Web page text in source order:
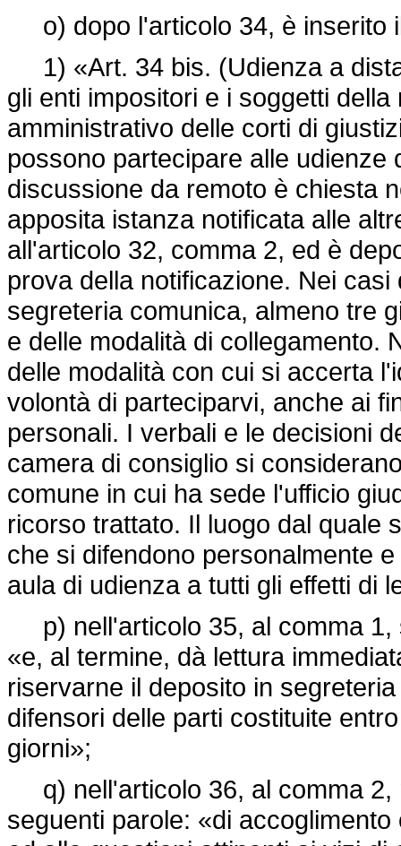
o) dopo l'articolo 34, è inserito
1) «Art. 34 bis. (Udienza a
gli enti impositori e i soggetti
amministrativo delle corti di
possono partecipare alle udienze
discussione da remoto è chiesta
apposita istanza notificata alle
all'articolo 32, comma 2, ed è
prova della notificazione. Nei
segreteria comunica, almeno tre
e delle modalità di collegamento.
delle modalità con cui si accerta
volontà di parteciparvi, anche ai
personali. I verbali e le decisioni
camera di consiglio si
comune in cui ha sede l'ufficio
ricorso trattato. Il luogo dal quale
che si difendono personalmente
aula di udienza a tutti gli effetti di
p) nell'articolo 35, al comma 1,
«e, al termine, dà lettura
riservarne il deposito in
difensori delle parti costituite
giorni»;
q) nell'articolo 36, al comma 2,
seguenti parole: «di